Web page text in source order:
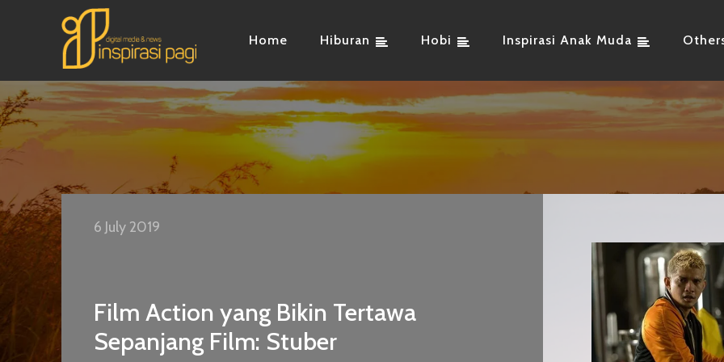
Home Hiburan Hobi Inspirasi Anak Muda
Film Action yang Bikin Tertawa
Sepanjang Film: Stuber
6 July 2019